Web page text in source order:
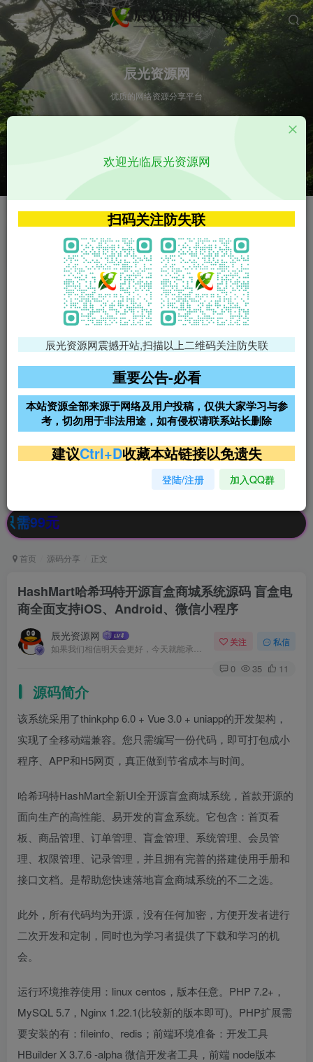
辰光资源网
优质的网络资源分享平台
VIP特权介绍 APP源码
VIP特权介绍
火
VIP特权介绍
影视源码
影视源码
免费领支付宝红包
腾讯轻量4核4G3M服务器38元/
阿里云2核2G200M服务器68元/
年
雨云高防免备案服务器
超低价文字广告位招租 超低价文字广告位招租
超低价文字广告位招租
公告
首页 源码分享 正文
HashMart哈希玛特开源盲盒商城系统源码 盲盒电
商全面支持iOS、Android、微信小程序
辰光资源网 关注 私信
0 35 11
源码简介
该系统采用了thinkphp 6.0 + Vue 3.0 + uniapp的开发架构，
实现了全移动端兼容。您只需编写一份代码，即可打包成小
程序、APP和H5网页，真正做到节省成本与时间。
哈希玛特HashMart全新UI全开源盲盒商城系统，首款开源的
面向生产的高性能、易开发的盲盒系统。它包含：首页看
板、商品管理、订单管理、盲盒管理、系统管理、会员管
理、权限管理、记录管理，并且拥有完善的搭建使用手册和
接口文档。是帮助您快速落地盲盒商城系统的不二之选。
此外，所有代码均为开源，没有任何加密，方便开发者进行
二次开发和定制，同时也为学习者提供了下载和学习的机
会。
运行环境推荐使用：linux centos，版本任意。PHP 7.2+，
MySQL 5.7，Nginx 1.22.1(比较新的版本即可)。PHP扩展需
要安装的有：fileinfo、redis；前端环境准备：开发工具
HBuilder X 3.7.6 -alpha 微信开发者工具，前端 node版本
欢迎光临辰光资源网
扫码关注防失联
辰光资源网震撼开站,扫描以上二维码关注防失联
重要公告-必看
本站资源全部来源于网络及用户投稿，仅供大家学习与参
考，切勿用于非法用途，如有侵权请联系站长删除
建议Ctrl+D收藏本站链接以免遗失
登陆/注册 加入QQ群